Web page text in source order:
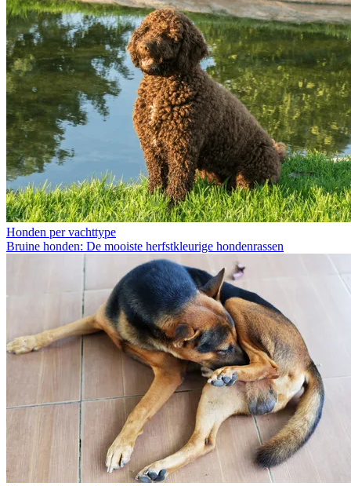
Honden per vachttype
Bruine honden: De mooiste herfstkleurige hondenrassen